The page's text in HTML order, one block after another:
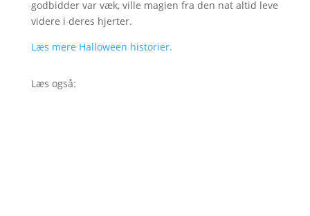
godbidder var væk, ville magien fra den nat altid leve
videre i deres hjerter.
Læs mere Halloween historier.
Læs også: